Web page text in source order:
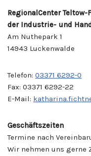
RegionalCenter
der Industrie- und
Am Nuthepark 1
14943 Luckenwalde
Telefon: 03371 6292-0
Fax: 03371 6292-22
E-Mail:
Geschäftszeiten
Termine nach
Wir nehmen uns gerne